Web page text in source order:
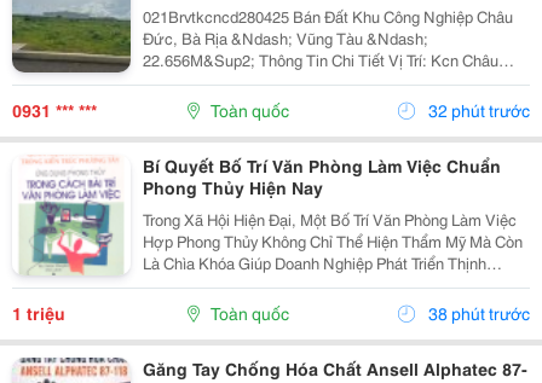
021Brvtkcncd280425 Bán Đất Khu Công Nghiệp Châu
Đức, Bà Rịa &Ndash; Vũng Tàu &Ndash;
22.656M&Sup2; Thông Tin Chi Tiết Vị Trí: Kcn Châu
Đức, Tỉnh Bà Rịa &Ndash; Vũng Tàu. Tổng Diện Tích
Đất: 22.656M&Sup2; Diện Tích Sử Dụng Diện Tích Đất
Công...
0931 *** *** Toàn quốc 32 phút trước
Bí Quyết Bố Trí Văn Phòng Làm Việc Chuẩn
Phong Thủy Hiện Nay
Trong Xã Hội Hiện Đại, Một Bố Trí Văn Phòng Làm Việc
Hợp Phong Thủy Không Chỉ Thể Hiện Thẩm Mỹ Mà Còn
Là Chìa Khóa Giúp Doanh Nghiệp Phát Triển Thịnh
Vượng. Văn Phòng Là Nơi Hội Tụ Năng Lượng Của Con
Người, Tài Vận Và Trí Tuệ. Nếu Dòng Khí Trong...
1 triệu Toàn quốc 38 phút trước
Găng Tay Chống Hóa Chất Ansell Alphatec 87-